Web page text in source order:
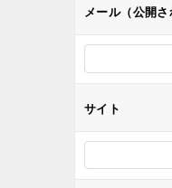
ン
メール（公開さ
サイト